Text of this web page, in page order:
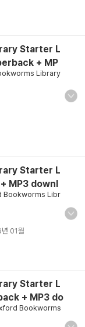
Starter L
+ MP
Library
Starter L
MP3 downl
Bookworms Libr
01월
Starter L
+ MP3 do
Bookworms